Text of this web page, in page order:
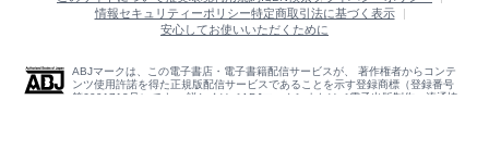
情報セキュリティーポリシー特定商取引法に基づく表示
安心してお使いいただくために
ABJマークは、この電子書店・電子書籍配信サービスが、 著作権者からコンテ
ンツ使用許諾を得た正規版配信サービスであることを示す登録商標（登録番号
第6091713号）です。 詳しくは［ABJマーク］または［電子出版制作・流通協